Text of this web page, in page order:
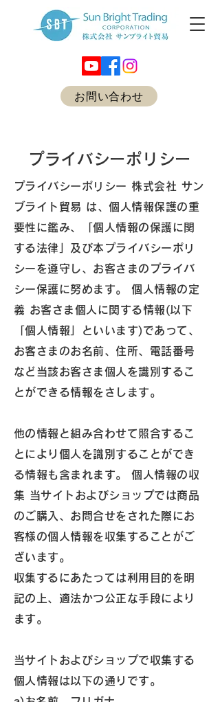
お問い合わせ
プライバシーポリシー
プライバシーポリシー 株式会社 サン
ブライト貿易 は、個人情報保護の重
要性に鑑み、「個人情報の保護に関
する法律」及び本プライバシーポリ
シーを遵守し、お客さまのプライバ
シー保護に努めます。 個人情報の定
義 お客さま個人に関する情報(以下
「個人情報」といいます)であって、
お客さまのお名前、住所、電話番号
など当該お客さま個人を識別するこ
とができる情報をさします。
他の情報と組み合わせて照合するこ
とにより個人を識別することができ
る情報も含まれます。 個人情報の収
集 当サイトおよびショップでは商品
のご購入、お問合せをされた際にお
客様の個人情報を収集することがご
ざいます。
収集するにあたっては利用目的を明
記の上、適法かつ公正な手段により
ます。
当サイトおよびショップで収集する
個人情報は以下の通りです。